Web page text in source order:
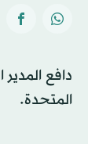
دافع
المتحدة.